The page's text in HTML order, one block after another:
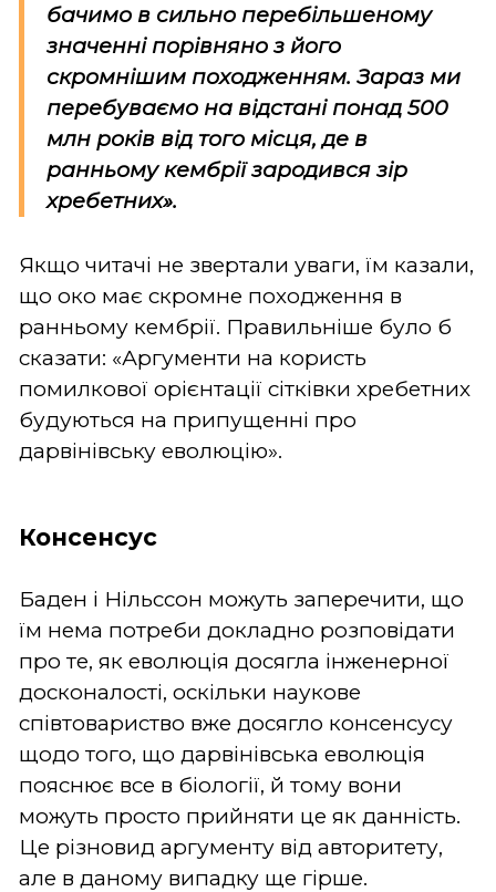
бачимо в сильно перебільшеному
значенні порівняно з його
скромнішим походженням. Зараз ми
перебуваємо на відстані понад 500
млн років від того місця, де в
ранньому кембрії зародився зір
хребетних».
Якщо читачі не звертали уваги, їм казали,
що око має скромне походження в
ранньому кембрії. Правильніше було б
сказати: «Аргументи на користь
помилкової орієнтації сітківки хребетних
будуються на припущенні про
дарвінівську еволюцію».
Консенсус
Баден і Нільссон можуть заперечити, що
їм нема потреби докладно розповідати
про те, як еволюція досягла інженерної
досконалості, оскільки наукове
співтовариство вже досягло консенсусу
щодо того, що дарвінівська еволюція
пояснює все в біології, й тому вони
можуть просто прийняти це як данність.
Це різновид аргументу від авторитету,
але в даному випадку ще гірше.